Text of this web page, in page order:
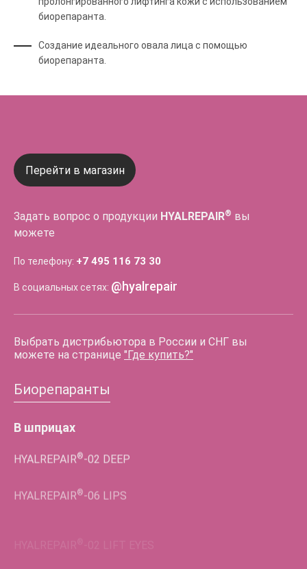
биорепаранта.
Создание идеального овала лица с помощью
биорепаранта.
Перейти в магазин
Задать вопрос о продукции HYALREPAIR® вы
можете
По телефону: +7 495 116 73 30
В социальных сетях: @hyalrepair
Выбрать дистрибьютора в России и СНГ вы
можете на странице "Где купить?"
Биорепаранты
В шприцах
HYALREPAIR® -02 DEEP